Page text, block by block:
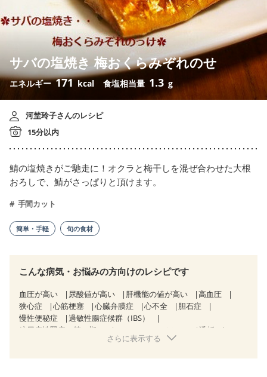
サバの塩焼き 梅おくらみぞれのせ
エネルギー171 kcal 食塩相当量 1.3 g
河埜玲子さんのレシピ
15分以内
鯖の塩焼きがご馳走に！オクラと梅干しを混ぜ合わせた大根
おろしで、鯖がさっぱりと頂けます。
手間カット
簡単・手軽 旬の食材
こんな病気・お悩みの方向けのレシピです
血圧が高い 尿酸値が高い 肝機能の値が高い
高血圧
狭心症
心筋梗塞 心臓弁膜症 心不全
胆石症
慢性便秘症
過敏性腸症候群（IBS）
糖尿病性腎症（第３期）
CKD（ステージ３a）
透析
乳がん（抗がん剤治療中）
乳がん（ホルモン療法中）
さらに表示する